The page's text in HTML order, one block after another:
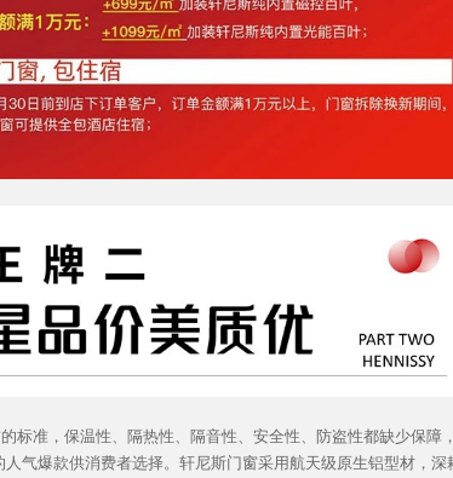
准，保温性、隔热性、隔音性、安全性、防盗性都缺少保障
气爆款供消费者选择。轩尼斯门窗采用航天级原生铝型材，